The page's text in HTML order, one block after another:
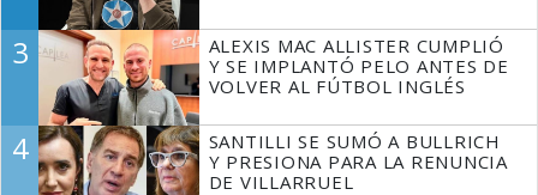
3
ALEXIS MAC ALLISTER CUMPLIÓ
Y SE IMPLANTÓ PELO ANTES DE
VOLVER AL FÚTBOL INGLÉS
4
SANTILLI SE SUMÓ A BULLRICH
Y PRESIONA PARA LA RENUNCIA
DE VILLARRUEL